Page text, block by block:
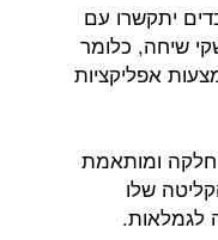
יתקשרו עם
שיחה, כלומר
אפליקציות
חלקה ומותאמת
שלו
לגמלאות.